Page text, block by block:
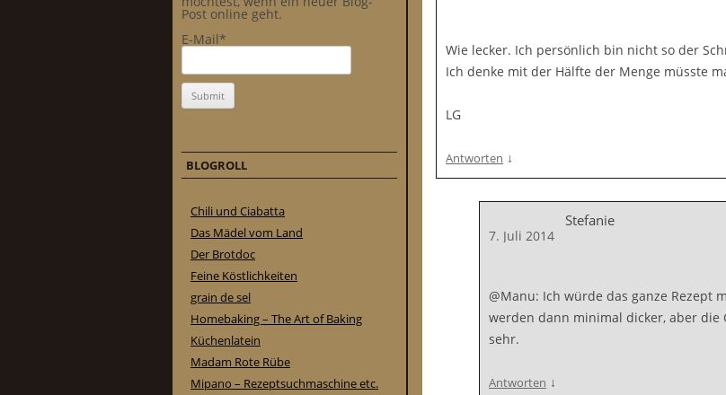
Wie lecker. Ich persönlich bin nicht so der
Ich denke mit der Hälfte der Menge müsste
LG
Antworten ↓
Stefanie
7. Juli 2014
@Manu: Ich würde das ganze Rezept
werden dann minimal dicker, aber
sehr.
Antworten ↓
Post online geht.
E-Mail*
BLOGROLL
Chili und Ciabatta
Das Mädel vom Land
Der Brotdoc
Feine Köstlichkeiten
grain de sel
Homebaking – The Art of Baking
Küchenlatein
Madam Rote Rübe
Mipano – Rezeptsuchmaschine etc.